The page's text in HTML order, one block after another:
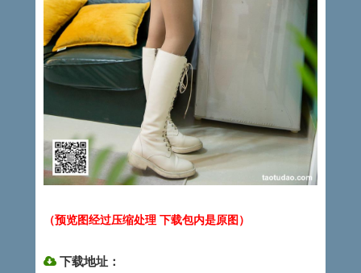
（预览图经过压缩处理 下载包内是原图）
下载地址：